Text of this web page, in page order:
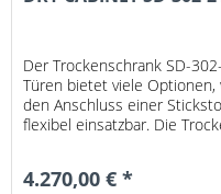
Der Trockenschrank SD-
Türen bietet viele Optionen,
den Anschluss einer
flexibel einsatzbar. Die
4.270,00 € *